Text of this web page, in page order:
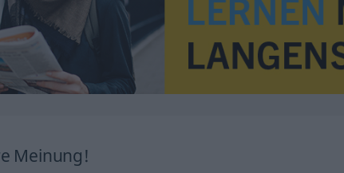
Meinung!